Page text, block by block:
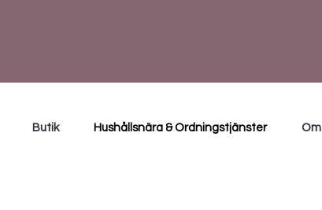
Butik Hushållsnära & Ordningstjänster Om